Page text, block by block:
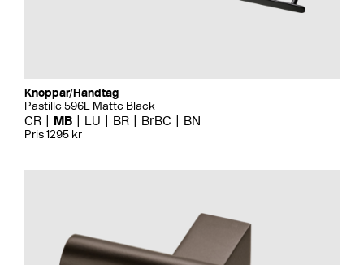
Knoppar/Handtag
Pastille 596L Matte Black
CR MB LU BR BrBC BN
Pris 1295 kr